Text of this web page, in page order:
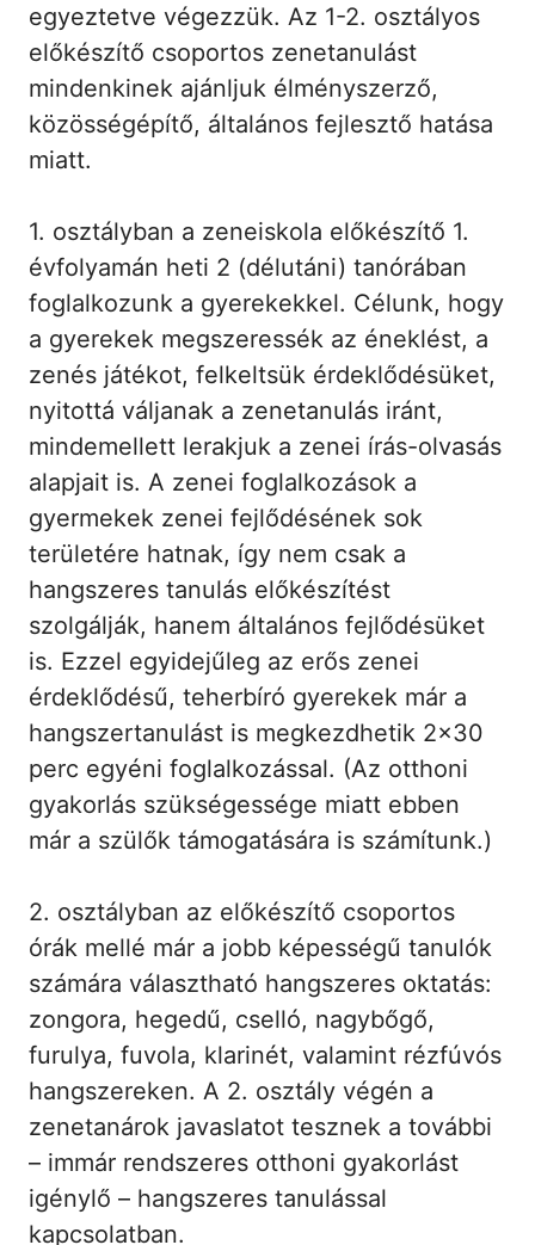
egyeztetve végezzük. Az 1-2. osztályos
előkészítő csoportos zenetanulást
mindenkinek ajánljuk élményszerző,
közösségépítő, általános fejlesztő hatása
miatt.
1. osztályban a zeneiskola előkészítő 1.
évfolyamán heti 2 (délutáni) tanórában
foglalkozunk a gyerekekkel. Célunk, hogy
a gyerekek megszeressék az éneklést, a
zenés játékot, felkeltsük érdeklődésüket,
nyitottá váljanak a zenetanulás iránt,
mindemellett lerakjuk a zenei írás-olvasás
alapjait is. A zenei foglalkozások a
gyermekek zenei fejlődésének sok
területére hatnak, így nem csak a
hangszeres tanulás előkészítést
szolgálják, hanem általános fejlődésüket
is. Ezzel egyidejűleg az erős zenei
érdeklődésű, teherbíró gyerekek már a
hangszertanulást is megkezdhetik 2×30
perc egyéni foglalkozással. (Az otthoni
gyakorlás szükségessége miatt ebben
már a szülők támogatására is számítunk.)
2. osztályban az előkészítő csoportos
órák mellé már a jobb képességű tanulók
számára választható hangszeres oktatás:
zongora, hegedű, cselló, nagybőgő,
furulya, fuvola, klarinét, valamint rézfúvós
hangszereken. A 2. osztály végén a
zenetanárok javaslatot tesznek a további
– immár rendszeres otthoni gyakorlást
igénylő – hangszeres tanulással
kapcsolatban.